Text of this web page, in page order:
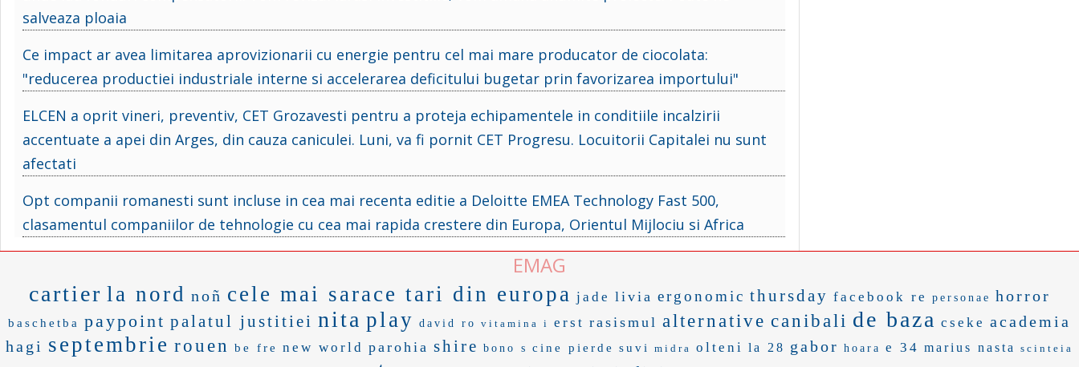
salveaza ploaia
Ce impact ar avea limitarea aprovizionarii cu energie pentru cel mai mare producator de ciocolata:
"reducerea productiei industriale interne si accelerarea deficitului bugetar prin favorizarea importului"
ELCEN a oprit vineri, preventiv, CET Grozavesti pentru a proteja echipamentele in conditiile incalzirii
accentuate a apei din Arges, din cauza caniculei. Luni, va fi pornit CET Progresu. Locuitorii Capitalei nu sunt
afectati
Opt companii romanesti sunt incluse in cea mai recenta editie a Deloitte EMEA Technology Fast 500,
clasamentul companiilor de tehnologie cu cea mai rapida crestere din Europa, Orientul Mijlociu si Africa
EMAG
cartier la nord noñ cele mai sarace tari din europa jade livia ergonomic thursday facebook re personae horror
baschetba paypoint palatul justitiei nita play david ro vitamina i erst rasismul alternative canibali de baza cseke academia
hagi septembrie rouen be fre new world parohia shire bono s cine pierde suvi midra olteni la 28 gabor hoara e 34 marius nasta scinteia